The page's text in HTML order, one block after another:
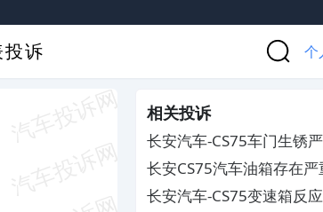
诉 个
相关投诉
长安汽车-CS75车门生锈
长安CS75汽车油箱存在严
厂商态度消极至今未解决
长安汽车-CS75变速箱反